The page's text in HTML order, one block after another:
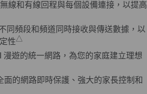
線和有線回程與每個設備連接，以提高
同頻段和頻道同時接收與傳送數據，以
性△
漫遊的統一網路，為您的家庭建立理想
面的網路即時保護、強大的家長控制和